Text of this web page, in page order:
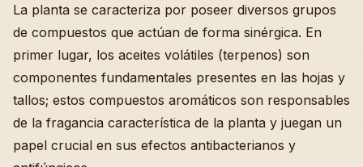
La planta se caracteriza por poseer diversos grupos
de compuestos que actúan de forma sinérgica. En
primer lugar, los aceites volátiles (terpenos) son
componentes fundamentales presentes en las hojas y
tallos; estos compuestos aromáticos son responsables
de la fragancia característica de la planta y juegan un
papel crucial en sus efectos antibacterianos y